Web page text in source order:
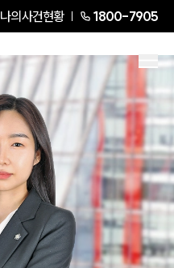
나의사건현황 1800-7905